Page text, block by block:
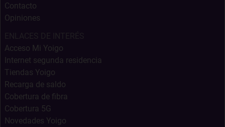
Contacto
Opiniones
Acceso Mi Yoigo
Internet segunda residencia
Tiendas Yoigo
Recarga de saldo
Cobertura de fibra
Cobertura 5G
Novedades Yoigo